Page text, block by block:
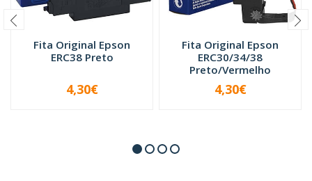
Fita Original Epson
ERC38 Preto
+
4,30€
Fita Original Epson
ERC30/34/38
Preto/Vermelho
+
4,30€